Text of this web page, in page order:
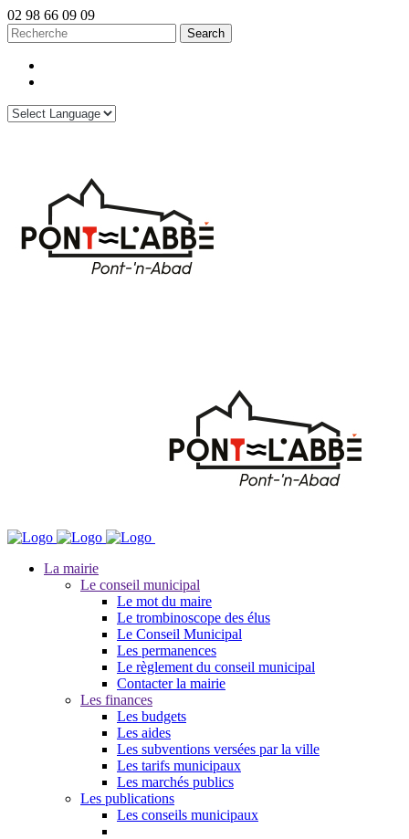
02 98 66 09 09
La mairie
Le conseil municipal
Le mot du maire
Le trombinoscope des élus
Le Conseil Municipal
Les permanences
Le règlement du conseil municipal
Contacter la mairie
Les finances
Les budgets
Les aides
Les subventions versées par la ville
Les tarifs municipaux
Les marchés publics
Les publications
Les conseils municipaux